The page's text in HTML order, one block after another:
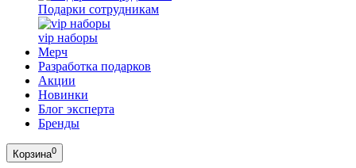
Подарки сотрудникам
vip наборы
Мерч
Разработка подарков
Акции
Новинки
Блог эксперта
Бренды
Корзина0